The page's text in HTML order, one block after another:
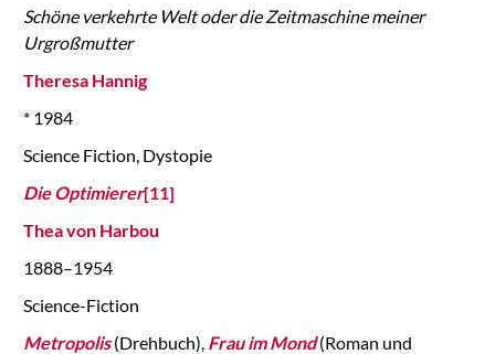
Schöne verkehrte Welt oder die Zeitmaschine meiner
Urgroßmutter
Theresa Hannig
* 1984
Science Fiction, Dystopie
Die Optimierer[11]
Thea von Harbou
1888–1954
Science-Fiction
Metropolis(Drehbuch), Frau im Mond(Roman und